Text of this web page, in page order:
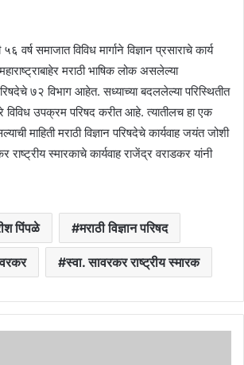
वर्ष समाजात विविध मार्गाने विज्ञान प्रसाराचे कार्य
मराठी भाषिक लोक असलेल्या
परिषदेचे ७२ विभाग आहेत. सध्याच्या बदललेल्या परिस्थितीत
विविध उपक्रम परिषद करीत आहे. त्यातीलच हा एक
माहिती मराठी विज्ञान परिषदेचे कार्यवाह जयंत जोशी
राष्ट्रीय स्मारकाचे कार्यवाह राजेंद्र वराडकर यांनी
पिंपळे मराठी विज्ञान परिषद
स्वा. सावरकर राष्ट्रीय स्मारक